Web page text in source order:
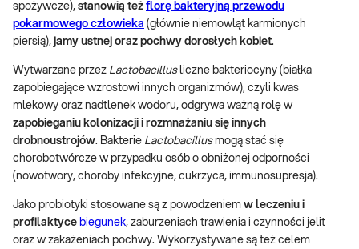
spożywcze), stanowią też florę bakteryjną przewodu
pokarmowego człowieka (głównie niemowląt karmionych
piersią), jamy ustnej oraz pochwy dorosłych kobiet.
Wytwarzane przez Lactobacillusliczne bakteriocyny (białka
zapobiegające wzrostowi innych organizmów), czyli kwas
mlekowy oraz nadtlenek wodoru, odgrywa ważną rolę w
zapobieganiu kolonizacji i rozmnażaniu się innych
drobnoustrojów. Bakterie Lactobacillusmogą stać się
chorobotwórcze w przypadku osób o obniżonej odporności
(nowotwory, choroby infekcyjne, cukrzyca, immunosupresja).
Jako probiotyki stosowane są z powodzeniem w leczeniu i
profilaktyce biegunek, zaburzeniach trawienia i czynności jelit
oraz w zakażeniach pochwy. Wykorzystywane są też celem